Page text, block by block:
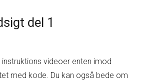
del 1
instruktions videoer enten imod
med kode. Du kan også bede om